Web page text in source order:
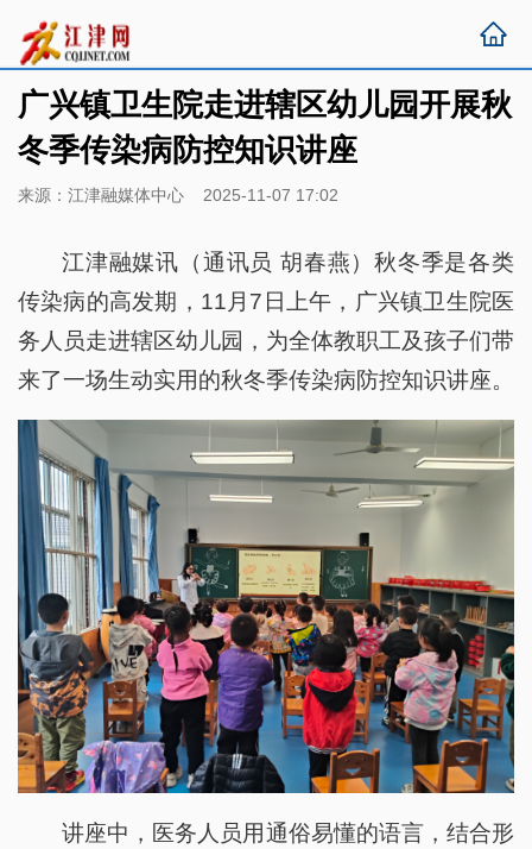
广兴镇卫生院走进辖区幼儿园开展秋
冬季传染病防控知识讲座
来源：江津融媒体中心 2025-11-07 17:02
江津融媒讯（通讯员 胡春燕）秋冬季是各类
传染病的高发期，11月7日上午，广兴镇卫生院医
务人员走进辖区幼儿园，为全体教职工及孩子们带
来了一场生动实用的秋冬季传染病防控知识讲座。
讲座中，医务人员用通俗易懂的语言，结合形